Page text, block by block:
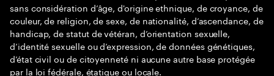
sans considération d’âge, d'origine ethnique, de croyance, de
couleur, de religion, de sexe, de nationalité, d’ascendance, de
handicap, de statut de vétéran, d’orientation sexuelle,
d’identité sexuelle ou d’expression, de données génétiques,
d’état civil ou de citoyenneté ni aucune autre base protégée
par la loi fédérale, étatique ou locale.